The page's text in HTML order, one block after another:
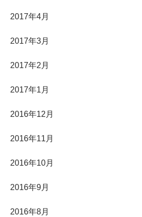
2017年4月
2017年3月
2017年2月
2017年1月
2016年12月
2016年11月
2016年10月
2016年9月
2016年8月